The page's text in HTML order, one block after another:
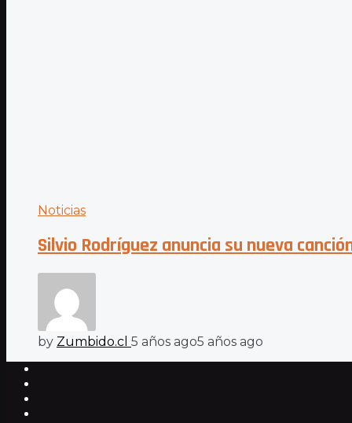
Noticias
Silvio Rodríguez anuncia su nueva
by Zumbido.cl 5 años ago5 años ago